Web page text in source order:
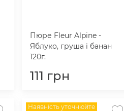
Пюре Fleur Alpine -
Яблуко, груша і банан
120г.
111 грн
Наявність уточнюйте